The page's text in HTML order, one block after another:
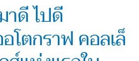
าดี ไปดี
โตกราฟ คอลเล็